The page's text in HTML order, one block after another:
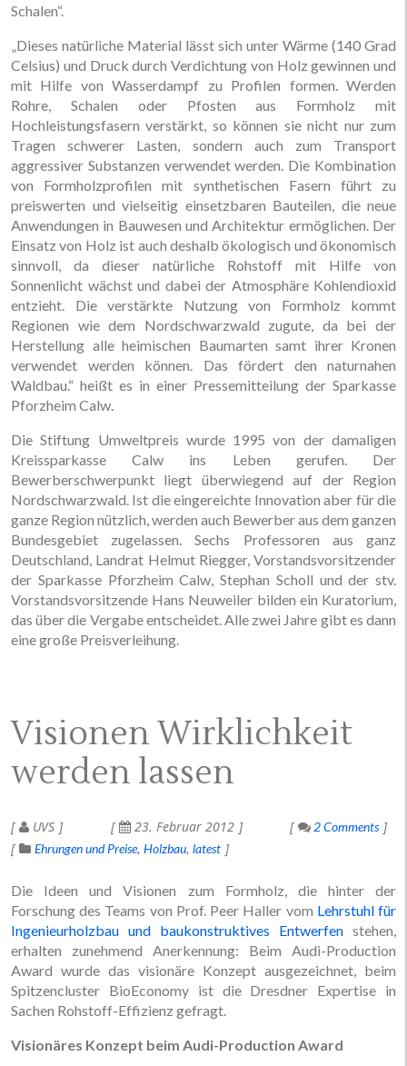
Schalen“.
„Dieses natürliche Material lässt sich unter Wärme (140 Grad
Celsius) und Druck durch Verdichtung von Holz gewinnen und
mit Hilfe von Wasserdampf zu Profilen formen. Werden
Rohre, Schalen oder Pfosten aus Formholz mit
Hochleistungsfasern verstärkt, so können sie nicht nur zum
Tragen schwerer Lasten, sondern auch zum Transport
aggressiver Substanzen verwendet werden. Die Kombination
von Formholzprofilen mit synthetischen Fasern führt zu
preiswerten und vielseitig einsetzbaren Bauteilen, die neue
Anwendungen in Bauwesen und Architektur ermöglichen. Der
Einsatz von Holz ist auch deshalb ökologisch und ökonomisch
sinnvoll, da dieser natürliche Rohstoff mit Hilfe von
Sonnenlicht wächst und dabei der Atmosphäre Kohlendioxid
entzieht. Die verstärkte Nutzung von Formholz kommt
Regionen wie dem Nordschwarzwald zugute, da bei der
Herstellung alle heimischen Baumarten samt ihrer Kronen
verwendet werden können. Das fördert den naturnahen
Waldbau.“ heißt es in einer Pressemitteilung der Sparkasse
Pforzheim Calw.
Die Stiftung Umweltpreis wurde 1995 von der damaligen
Kreissparkasse Calw ins Leben gerufen. Der
Bewerberschwerpunkt liegt überwiegend auf der Region
Nordschwarzwald. Ist die eingereichte Innovation aber für die
ganze Region nützlich, werden auch Bewerber aus dem ganzen
Bundesgebiet zugelassen. Sechs Professoren aus ganz
Deutschland, Landrat Helmut Riegger, Vorstandsvorsitzender
der Sparkasse Pforzheim Calw, Stephan Scholl und der stv.
Vorstandsvorsitzende Hans Neuweiler bilden ein Kuratorium,
das über die Vergabe entscheidet. Alle zwei Jahre gibt es dann
eine große Preisverleihung.
Visionen Wirklichkeit
werden lassen
UVS 23. Februar 2012
2 Comments
Ehrungen und Preise Holzbau latest
Die Ideen und Visionen zum Formholz, die hinter der
Forschung des Teams von Prof. Peer Haller vom Lehrstuhl für
Ingenieurholzbau und baukonstruktives Entwerfen stehen,
erhalten zunehmend Anerkennung: Beim Audi-Production
Award wurde das visionäre Konzept ausgezeichnet, beim
Spitzencluster BioEconomy ist die Dresdner Expertise in
Sachen Rohstoff-Effizienz gefragt.
Visionäres Konzept beim Audi-Production Award